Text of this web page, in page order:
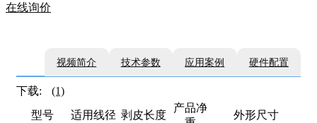
在线询价
视频简介 技术参数 应用案例 硬件配置
下载:
(1)
型号
适用线径 剥皮长度
产品净
外形尺寸